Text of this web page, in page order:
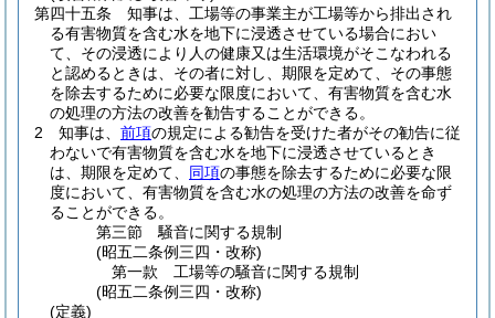
第四十五条
知事は、工場等の事業主が工場等から排出され
る有害物質を含む水を地下に浸透させている場合におい
て、その浸透により人の健康又は生活環境がそこなわれる
と認めるときは、その者に対し、期限を定めて、その事態
を除去するために必要な限度において、有害物質を含む水
の処理の方法の改善を勧告することができる。
2
知事は、 前項の規定による勧告を受けた者がその勧告に従
わないで有害物質を含む水を地下に浸透させているとき
は、期限を定めて、 同項の事態を除去するために必要な限
度において、有害物質を含む水の処理の方法の改善を命ず
ることができる。
第三節
騒音に関する規制
(昭五二条例三四・改称)
第一款
工場等の騒音に関する規制
(昭五二条例三四・改称)
(定義)